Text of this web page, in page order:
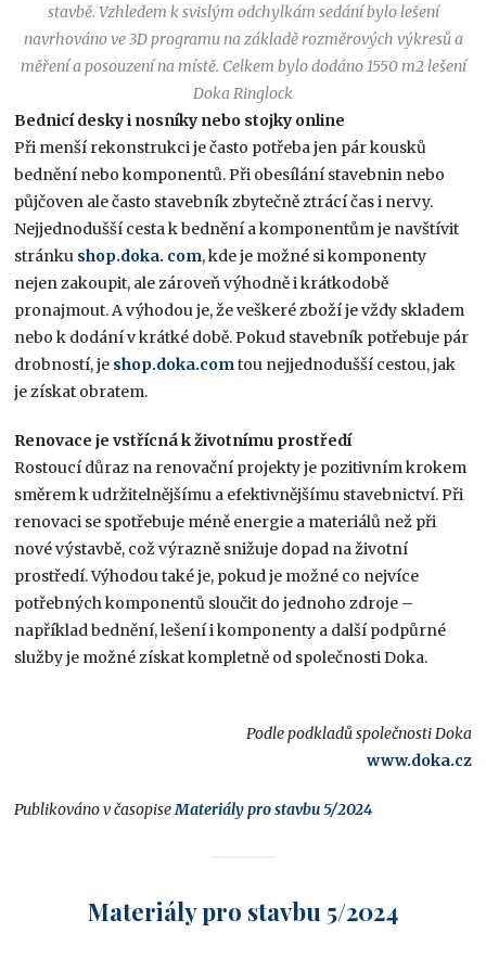
stavbě. Vzhledem k svislým odchylkám sedání bylo lešení
navrhováno ve 3D programu na základě rozměrových výkresů a
měření a posouzení na místě. Celkem bylo dodáno 1550 m2 lešení
Doka Ringlock
Bednicí desky i nosníky nebo stojky online
Při menší rekonstrukci je často potřeba jen pár kousků
bednění nebo komponentů. Při obesílání stavebnin nebo
půjčoven ale často stavebník zbytečně ztrácí čas i nervy.
Nejjednodušší cesta k bednění a komponentům je navštívit
stránku shop.doka. com, kde je možné si komponenty
nejen zakoupit, ale zároveň výhodně i krátkodobě
pronajmout. A výhodou je, že veškeré zboží je vždy skladem
nebo k dodání v krátké době. Pokud stavebník potřebuje pár
drobností, je shop.doka.comtou nejjednodušší cestou, jak
je získat obratem.
Renovace je vstřícná k životnímu prostředí
Rostoucí důraz na renovační projekty je pozitivním krokem
směrem k udržitelnějšímu a efektivnějšímu stavebnictví. Při
renovaci se spotřebuje méně energie a materiálů než při
nové výstavbě, což výrazně snižuje dopad na životní
prostředí. Výhodou také je, pokud je možné co nejvíce
potřebných komponentů sloučit do jednoho zdroje –
například bednění, lešení i komponenty a další podpůrné
služby je možné získat kompletně od společnosti Doka.
Podle podkladů společnosti Doka
www.doka.cz
Publikováno v časopiseMateriály pro stavbu 5/2024
Materiály pro stavbu 5/2024